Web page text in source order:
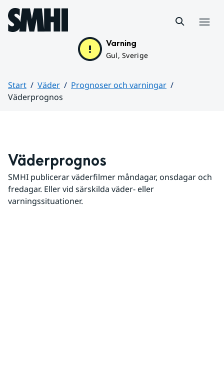
Hoppa till sidans innehåll
Varning
Gul, Sverige
Start Väder
Prognoser och varningar
Väderprognos
Väderprognos
SMHI publicerar väderfilmer måndagar, onsdagar och
fredagar. Eller vid särskilda väder- eller
varningssituationer.